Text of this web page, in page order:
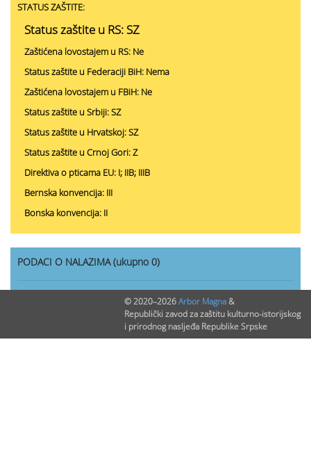
STATUS ZAŠTITE:
Status zaštite u RS: SZ
Zaštićena lovostajem u RS: Ne
Status zaštite u Federaciji BiH: Nema
Zaštićena lovostajem u FBiH: Ne
Status zaštite u Srbiji: SZ
Status zaštite u Hrvatskoj: SZ
Status zaštite u Crnoj Gori: Z
Direktiva o pticama EU: I; IIB; IIIB
Bernska konvencija: III
Bonska konvencija: II
PODACI O NALAZIMA (ukupno 0)
0
© 2020–2026Arbor Magna&
Republički zavod za zaštitu kulturno-istorijskog
i prirodnog nasljeđa Republike Srpske